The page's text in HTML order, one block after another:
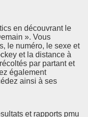
en découvrant le
». Vous
le numéro, le sexe et
et la distance à
par partant et
également
ainsi à ses
et rapports pmu